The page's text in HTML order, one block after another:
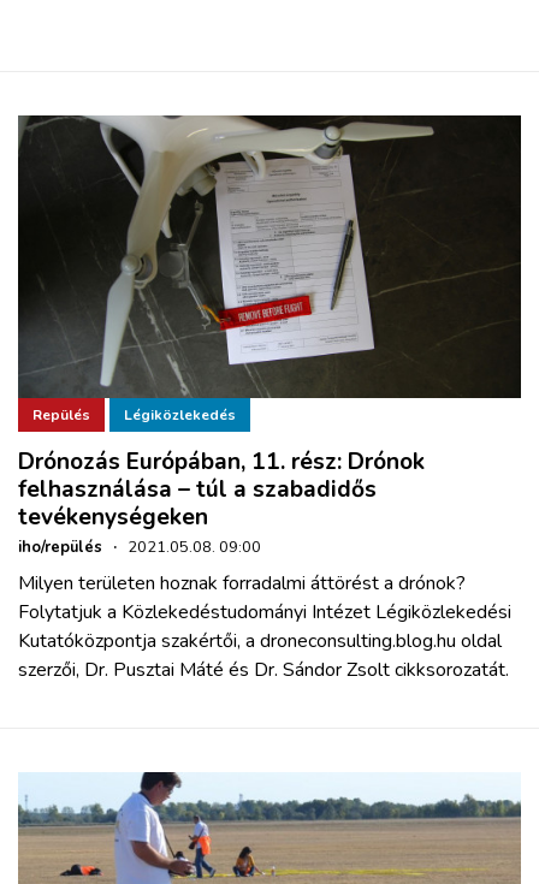
Repülés Légiközlekedés
Drónozás Európában, 11. rész: Drónok
felhasználása – túl a szabadidős
tevékenységeken
iho/repülés · 2021.05.08. 09:00
Milyen területen hoznak forradalmi áttörést a drónok?
Folytatjuk a Közlekedéstudományi Intézet Légiközlekedési
Kutatóközpontja szakértői, a droneconsulting.blog.hu oldal
szerzői, Dr. Pusztai Máté és Dr. Sándor Zsolt cikksorozatát.